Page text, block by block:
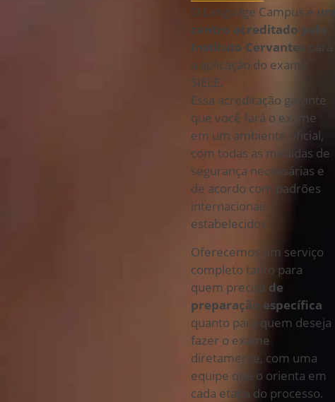
O Language Campus é um
centro acreditado pelo
Instituto Cervantes para
a aplicação do exame
SIELE.
Essa acreditação garante
que você fará o exame
em um ambiente oficial,
com todas as medidas de
segurança necessárias e
de acordo com padrões
internacionais
estabelecidos.
Oferecemos um serviço
completo tanto para
quem precisa de
preparação específica
quanto para quem deseja
fazer o exame
diretamente, com uma
equipe que o orienta em
cada etapa do processo.